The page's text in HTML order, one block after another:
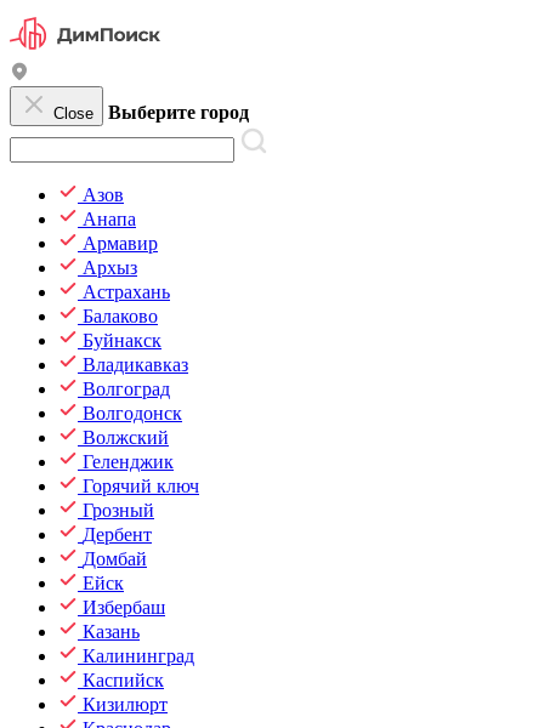
Close Выберите город
Азов
Анапа
Армавир
Архыз
Астрахань
Балаково
Буйнакск
Владикавказ
Волгоград
Волгодонск
Волжский
Геленджик
Горячий ключ
Грозный
Дербент
Домбай
Ейск
Избербаш
Казань
Калининград
Каспийск
Кизилюрт